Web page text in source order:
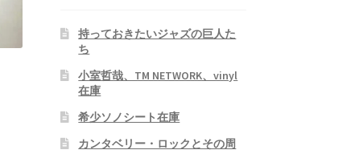
持っておきたいジャズの巨人た
ち
小室哲哉、TM NETWORK、vinyl
在庫
希少ソノシート在庫
カンタベリー・ロックとその周